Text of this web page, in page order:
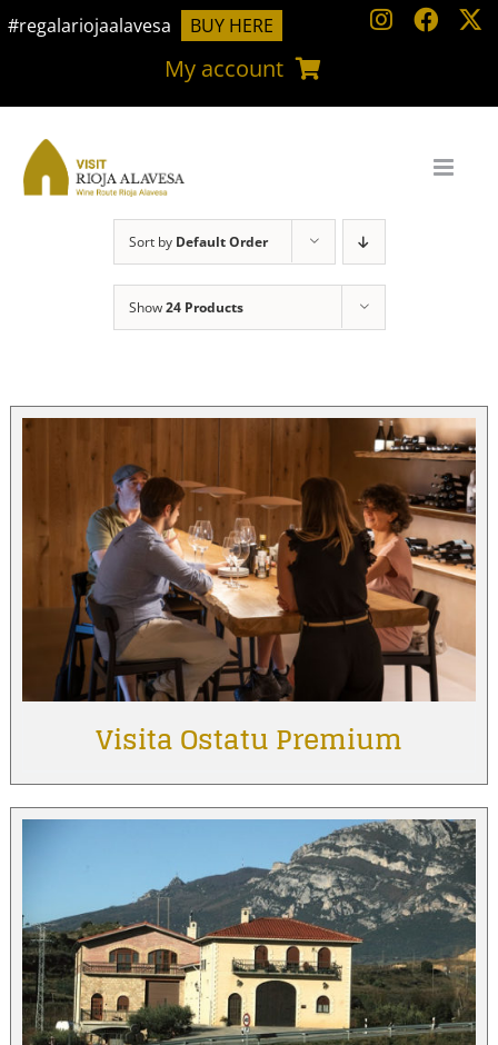
Skip
#regalariojaalavesa BUY HERE
My account
Sort by Default Order
Show24 Products
Visita Ostatu Premium